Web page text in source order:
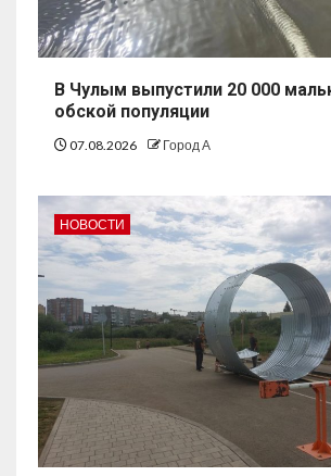
В Чулым выпустили 20 000
обской популяции
07.08.2026 Город А
НОВОСТИ